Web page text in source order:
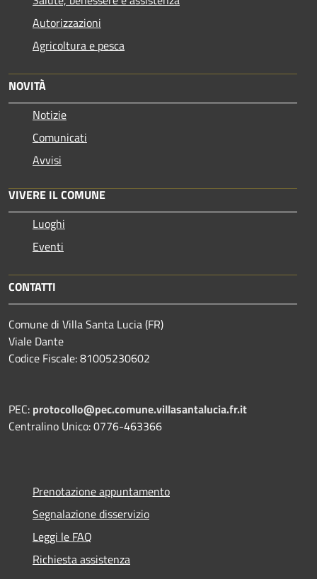
Autorizzazioni
Agricoltura e pesca
NOVITÀ
Notizie
Comunicati
Avvisi
VIVERE IL COMUNE
Luoghi
Eventi
CONTATTI
Comune di Villa Santa Lucia (FR)
Viale Dante
Codice Fiscale: 81005230602
PEC: protocollo@pec.comune.villasantalucia.fr.it
Centralino Unico: 0776-463366
Prenotazione appuntamento
Segnalazione disservizio
Leggi le FAQ
Richiesta assistenza